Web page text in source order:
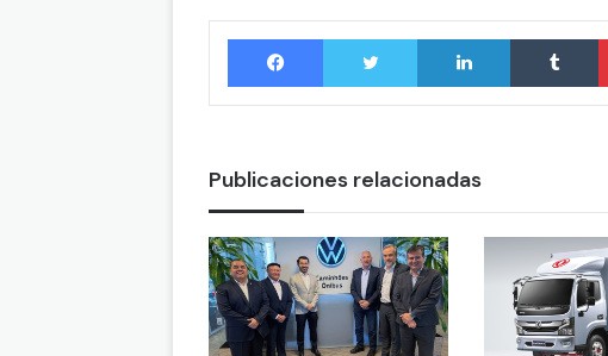
Facebook Twitter LinkedIn Tumblr
Publicaciones relacionadas